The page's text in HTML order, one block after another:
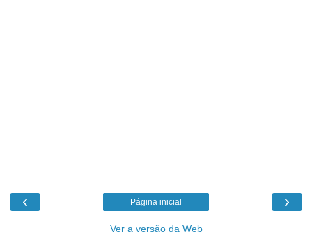
‹ ›
Página inicial
Ver a versão da Web